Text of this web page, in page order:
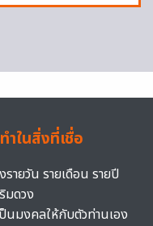
ำในสิ่งที่เชื่อ
ายวัน รายเดือน รายปี
มดวง
นมงคลให้กับตัวท่านเอง